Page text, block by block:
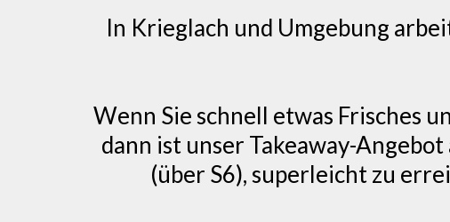
In Krieglach und Umgebung
Wenn Sie schnell etwas Frisches
dann ist unser Takeaway-
(über S6), superleicht zu